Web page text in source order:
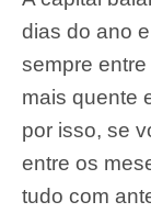
dias do ano
sempre entre
mais quente
por isso, se
entre os
tudo com